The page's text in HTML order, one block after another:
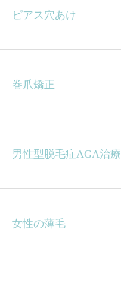
ピアス穴あけ
巻爪矯正
男性型脱毛症AGA治療
女性の薄毛